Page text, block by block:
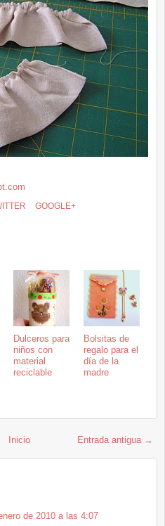
GOOGLE+
Dulceros para
niños con
material
reciclable
Bolsitas de
regalo para el
día de la
madre
Entrada antigua →
Inicio
de 2010 a las 4:07